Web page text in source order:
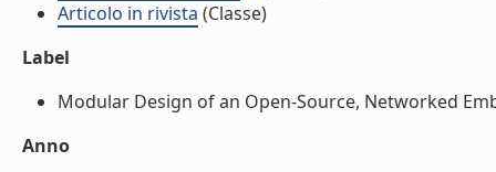
Articolo in rivista (Classe)
Label
Modular Design of an Open-Source, Networked
Anno